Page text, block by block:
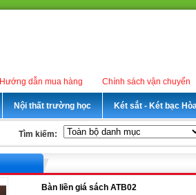
Chính sách vận chuyển
Hướng dẫn mua hàng
Nội thất trường học Két sắt - Két bạc
Tìm kiếm:
Bàn liền giá sách ATB02